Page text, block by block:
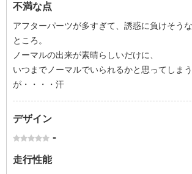
不満な点
アフターパーツが多すぎて、誘惑に負けそうな
ところ。
ノーマルの出来が素晴らしいだけに、
いつまでノーマルでいられるかと思ってしま
が・・・・汗
デザイン
-
走行性能